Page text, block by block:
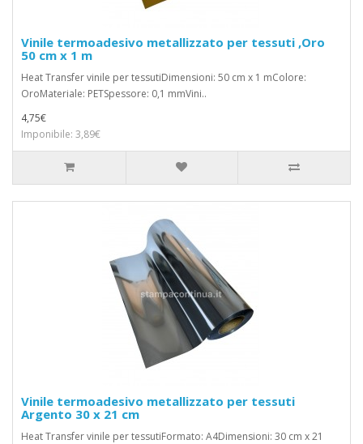
Vinile termoadesivo metallizzato per tessuti ,Oro
50 cm x 1 m
Heat Transfer vinile per tessutiDimensioni: 50 cm x 1 mColore:
OroMateriale: PETSpessore: 0,1 mmVini..
4,75€
Imponibile: 3,89€
Vinile termoadesivo metallizzato per tessuti
Argento 30 x 21 cm
Heat Transfer vinile per tessutiFormato: A4Dimensioni: 30 cm x 21